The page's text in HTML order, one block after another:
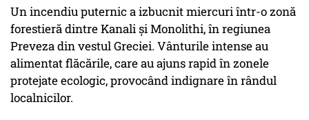
Un incendiu puternic a izbucnit miercuri într-o zonă
forestieră dintre Kanali și Monolithi, în regiunea
Preveza din vestul Greciei. Vânturile intense au
alimentat flăcările, care au ajuns rapid în zonele
protejate ecologic, provocând indignare în rândul
localnicilor.